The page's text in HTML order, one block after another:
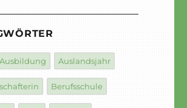
Ausbildung Auslandsjahr
Berufsschule